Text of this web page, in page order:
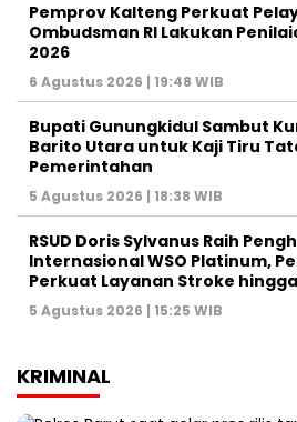
Pemprov Kalteng Perkuat
Ombudsman RI Lakukan
2026
6 Agustus 2026 | 19:48 WIB
Bupati Gunungkidul Sambut
Barito Utara untuk Kaji Tiru
Pemerintahan
5 Agustus 2026 | 18:38 WIB
RSUD Doris Sylvanus Raih
Internasional WSO Platinum,
Perkuat Layanan Stroke
5 Agustus 2026 | 15:25 WIB
KRIMINAL